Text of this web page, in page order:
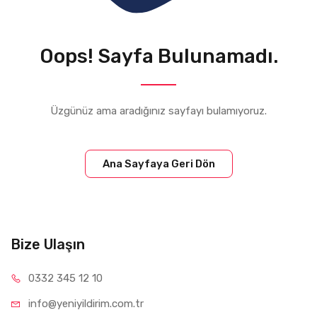
Oops! Sayfa Bulunamadı.
Üzgünüz ama aradığınız sayfayı bulamıyoruz.
Ana Sayfaya Geri Dön
Bize Ulaşın
0332 345 12 10
info@yeniyil dirim.com.tr